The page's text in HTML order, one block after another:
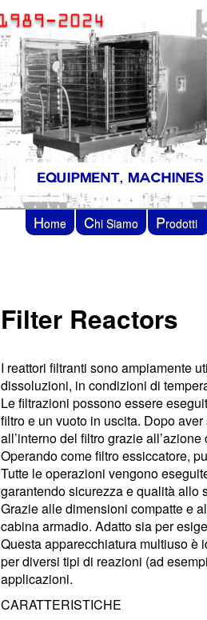
Home Chi Siamo Prodotti
Filter Reactors
I reattori filtranti sono ampiamente
dissoluzioni, in condizioni di
Le filtrazioni possono essere
filtro e un vuoto in uscita. Dopo
all’interno del filtro grazie
Operando come filtro essiccatore,
Tutte le operazioni vengono
garantendo sicurezza e qualità allo
Grazie alle dimensioni compatte e
cabina armadio. Adatto sia per
Questa apparecchiatura multiuso
per diversi tipi di reazioni (ad
applicazioni.
CARATTERISTICHE